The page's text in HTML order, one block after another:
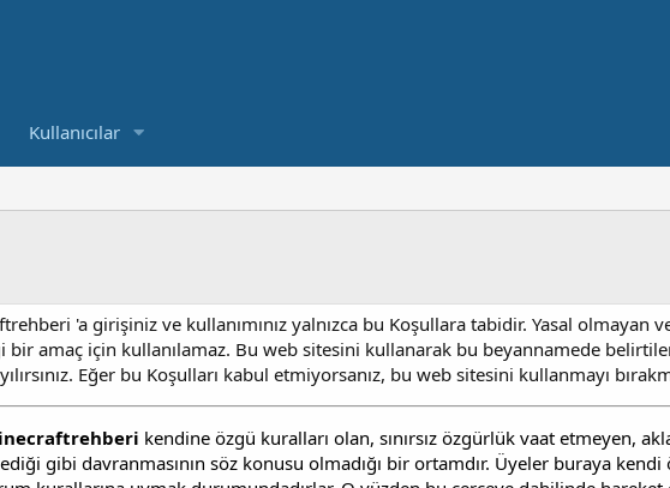
Kullanıcılar
'a girişiniz ve kullanımınız yalnızca bu Koşullara tabidir. Yasal olmayan
bir amaç için kullanılamaz. Bu web sitesini kullanarak bu beyannamede
Eğer bu Koşulları kabul etmiyorsanız, bu web sitesini kullanmayı
kendine özgü kuralları olan, sınırsız özgürlük vaat etmeyen,
gibi davranmasının söz konusu olmadığı bir ortamdır. Üyeler buraya